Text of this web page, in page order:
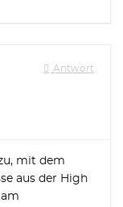
Antwort
mit dem
aus der High